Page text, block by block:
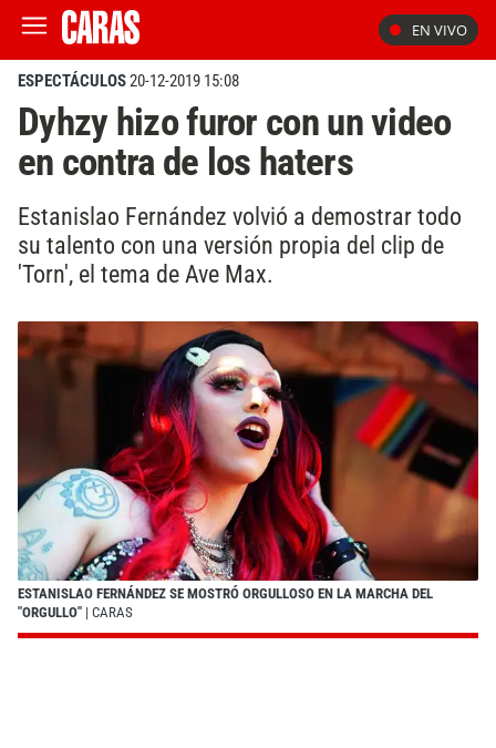
EN VIVO
ESPECTÁCULOS20-12-2019 15:08
Dyhzy hizo furor con un video
en contra de los haters
Estanislao Fernández volvió a demostrar todo
su talento con una versión propia del clip de
'Torn', el tema de Ave Max.
ESTANISLAO FERNÁNDEZ SE MOSTRÓ ORGULLOSO EN LA MARCHA DEL
"ORGULLO" | CARAS